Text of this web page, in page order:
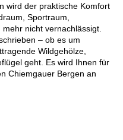
wird der praktische Komfort
Sportraum,
nicht vernachlässigt.
– ob es um
Wildgehölze,
geht. Es wird Ihnen für
Chiemgauer Bergen an